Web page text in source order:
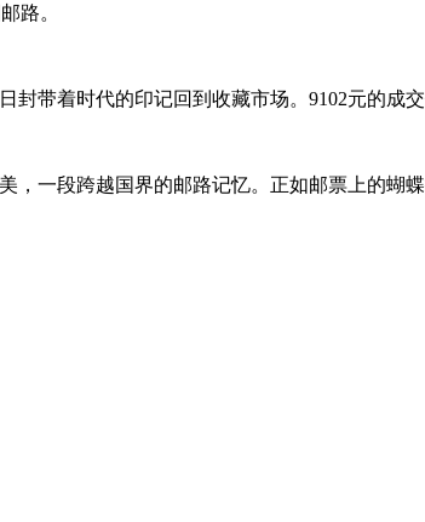
路。
封带着时代的印记回到收藏市场。9102元的成
，一段跨越国界的邮路记忆。正如邮票上的蝴